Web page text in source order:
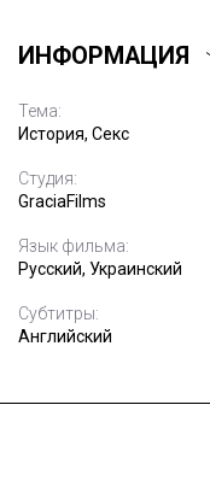
ИНФОРМАЦИЯ
Тема:
История, Секс
Студия:
GraciaFilms
Язык фильма:
Русский, Украинский
Субтитры:
Английский